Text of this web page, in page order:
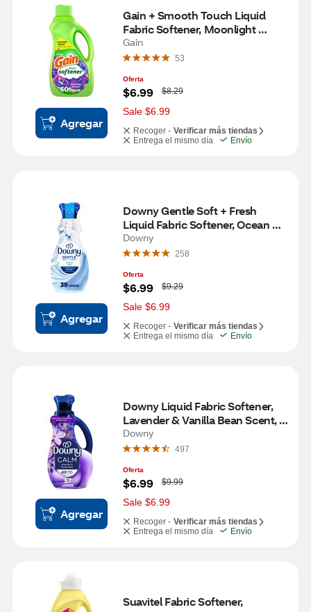
Agregar
Gain + Smooth Touch Liquid
Fabric Softener, Moonlight
Breeze Scent, 60 loads, 44 oz
Gain
53
Oferta
$6.99
W
a
s
$8.29
Sale $6.99
Recoger - Verificar más tiendas
Entrega el mismo día
Envío
Agregar
Downy Gentle Soft + Fresh
Liquid Fabric Softener, Ocean
Mist, 26 oz
Downy
258
Oferta
$6.99
W
a
s
$9.29
Sale $6.99
Recoger - Verificar más tiendas
Entrega el mismo día
Envío
Agregar
Downy Liquid Fabric Softener,
Lavender & Vanilla Bean Scent,
38 fl oz
Downy
497
Oferta
$6.99
W
a
s
$9.99
Sale $6.99
Recoger - Verificar más tiendas
Entrega el mismo día
Envío
Suavitel Fabric Softener,